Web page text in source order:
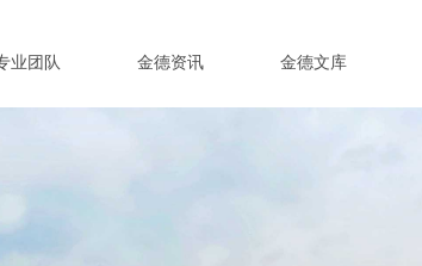
业团队 金德资讯 金德文库